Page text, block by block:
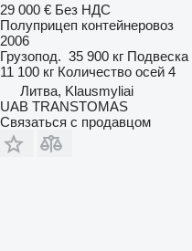
29 000 € Без НДС
Полуприцеп контейнеровоз
2006
Грузопод. 35 900 кг Подвеска
11 100 кг Количество осей 4
Литва, Klausmyliai
UAB TRANSTOMAS
Связаться с продавцом